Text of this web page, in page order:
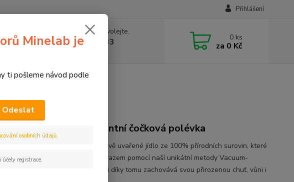
Přihlášení
Nevíte si rady? Zavolejte.
+420774877333 0 ks
za 0 Kč
Výborná pikantní čočková polévka
Čočkový Dhal Poctivě uvařené jídlo ze 100% přírodních surovin, které
se následně siší mrazem pomocí naší unikátní metody Vacuum-
Dried/Tasty. Jídlo si díky tomu zachovává svou přirozenou chuť, vůni i
Minelab je
ti pošleme návod podle
Odeslat
osobních údajů.
účely registrace.